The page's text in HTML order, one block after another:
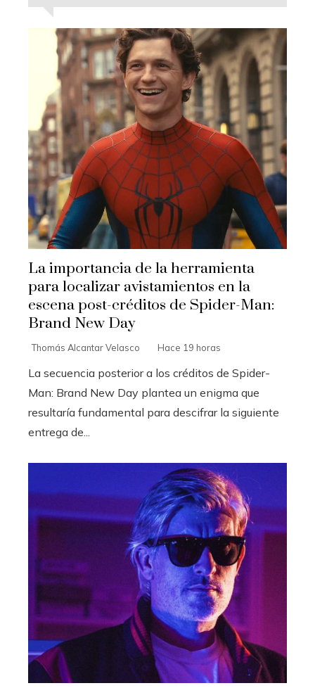
La importancia de la herramienta
para localizar avistamientos en la
escena post-créditos de Spider-Man:
Brand New Day
Thomás Alcantar Velasco Hace 19 horas
La secuencia posterior a los créditos de Spider-
Man: Brand New Day plantea un enigma que
resultaría fundamental para descifrar la siguiente
entrega de...